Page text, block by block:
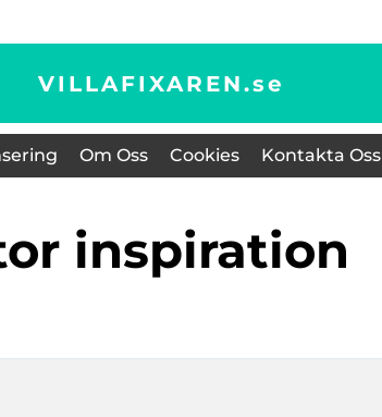
VILLAFIXAREN.se
Om Oss Cookies Kontakta Oss
inspiration